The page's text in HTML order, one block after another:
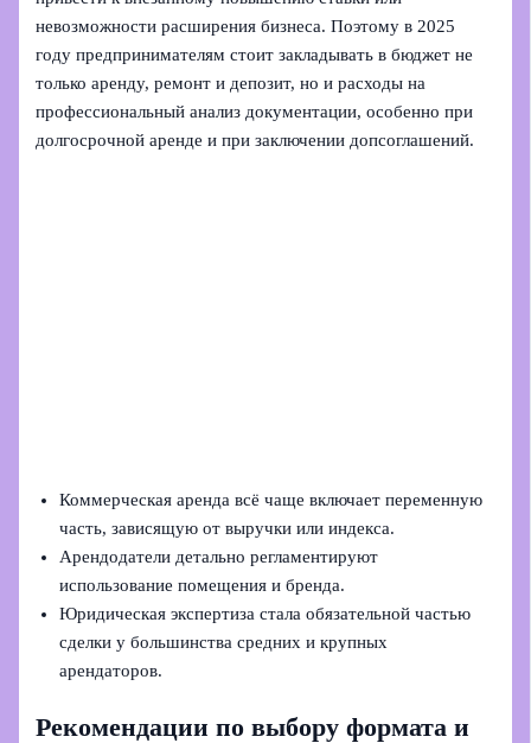
невозможности расширения бизнеса. Поэтому в 2025
году предпринимателям стоит закладывать в бюджет не
только аренду, ремонт и депозит, но и расходы на
профессиональный анализ документации, особенно при
долгосрочной аренде и при заключении допсоглашений.
Коммерческая аренда всё чаще включает переменную
часть, зависящую от выручки или индекса.
Арендодатели детально регламентируют
использование помещения и бренда.
Юридическая экспертиза стала обязательной частью
сделки у большинства средних и крупных
арендаторов.
Рекомендации по выбору формата и